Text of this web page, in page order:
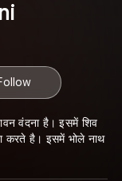
वंदना है। इसमें शिव
करते है। इसमें भोले नाथ